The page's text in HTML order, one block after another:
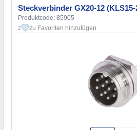
Steckverbinder GX20-12 (KLS15-
Produktcode: 85905
2 zu Favoriten hinzufügen